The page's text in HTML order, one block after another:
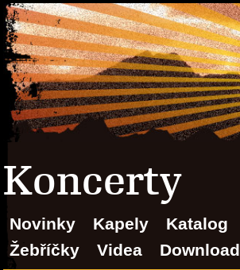
Koncerty
Novinky Kapely Katalog
Žebříčky
Videa Download